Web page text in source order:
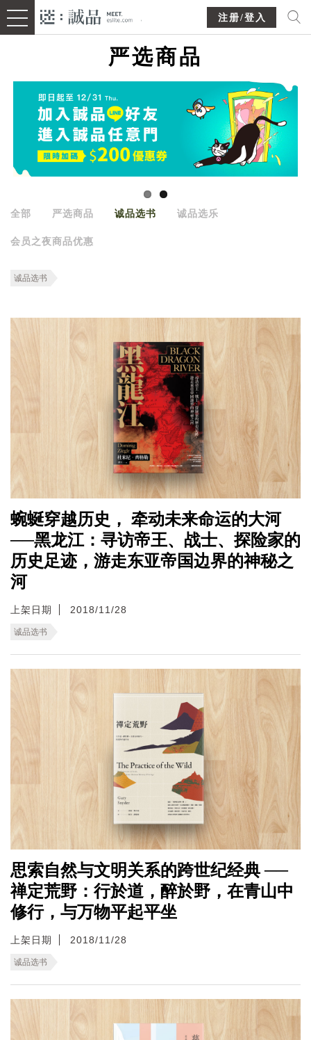
注册/登入
严选商品
全部 严选商品 诚品选书 诚品选乐
会员之夜商品优惠
诚品选书
蜿蜒穿越历史， 牵动未来命运的大河
──黑龙江：寻访帝王、战士、探险家的
历史足迹，游走东亚帝国边界的神秘之
河
上架日期 2018/11/28
诚品选书
思索自然与文明关系的跨世纪经典 ──
禅定荒野：行於道，醉於野，在青山中
修行，与万物平起平坐
上架日期 2018/11/28
诚品选书